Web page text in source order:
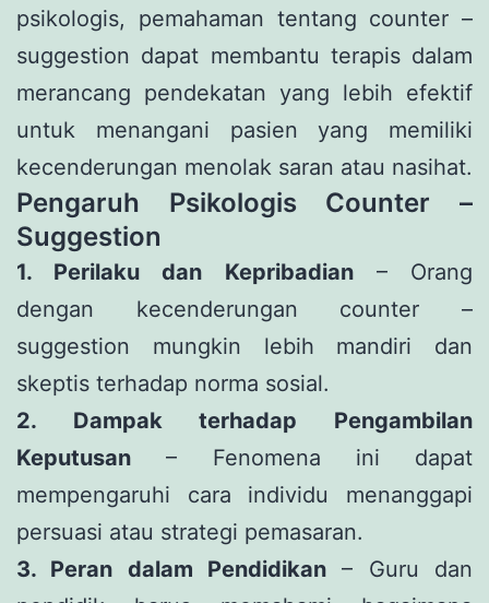
psikologis, pemahaman tentang counter –
suggestion dapat membantu terapis dalam
merancang pendekatan yang lebih efektif
untuk menangani pasien yang memiliki
kecenderungan menolak saran atau nasihat.
Pengaruh Psikologis Counter –
Suggestion
1. Perilaku dan Kepribadian– Orang
dengan kecenderungan counter –
suggestion mungkin lebih mandiri dan
skeptis terhadap norma sosial.
2. Dampak terhadap Pengambilan
Keputusan – Fenomena ini dapat
mempengaruhi cara individu menanggapi
persuasi atau strategi pemasaran.
3. Peran dalam Pendidikan – Guru dan